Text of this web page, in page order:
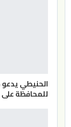
الحنيطي
للمحافظة